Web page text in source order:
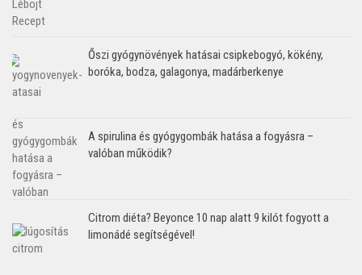
Őszi gyógynövények hatásai csipkebogyó, kökény,
boróka, bodza, galagonya, madárberkenye
A spirulina és gyógygombák hatása a fogyásra –
valóban működik?
Citrom diéta? Beyonce 10 nap alatt 9 kilót fogyott a
limonádé segítségével!